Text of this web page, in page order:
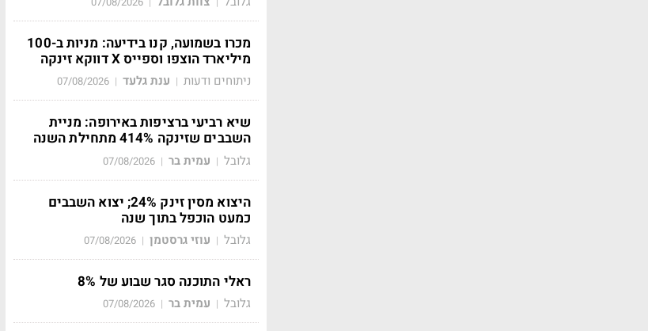
מכרו בשמועה, קנו בידיעה: מניות ב-100
מיליארד הוצפו וספייס X דווקא זינקה
ניתוחים ודעות | ענת גלעד |
07/08/2026
שיא רביעי ברציפות באירופה: מניית
השבבים שזינקה 414% מתחילת השנה
גלובל | עמית בר |
07/08/2026
היצוא מסין זינק 24%; יצוא השבבים
כמעט הוכפל בתוך שנה
גלובל | עוזי גרסטמן |
07/08/2026
ראלי התוכנה סגר שבוע של 8%
גלובל | עמית בר |
07/08/2026